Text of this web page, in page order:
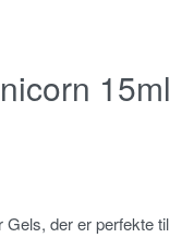
15ml
der er perfekte til